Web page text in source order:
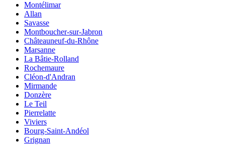
Montélimar
Allan
Savasse
Montboucher-sur-Jabron
Châteauneuf-du-Rhône
Marsanne
La Bâtie-Rolland
Rochemaure
Cléon-d'Andran
Mirmande
Donzère
Le Teil
Pierrelatte
Viviers
Bourg-Saint-Andéol
Grignan